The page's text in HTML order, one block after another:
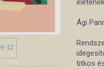
9-12
Ági
titkos